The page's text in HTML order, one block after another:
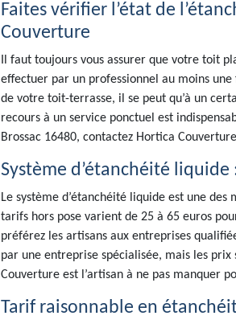
Faites vérifier l’état de
Couverture
Il faut toujours vous assurer que votre toit
effectuer par un professionnel au moins
de votre toit-terrasse, il se peut qu’à un
recours à un service ponctuel est
Brossac 16480, contactez Hortica
Système d’étanchéité
Le système d’étanchéité liquide est une
tarifs hors pose varient de 25 à 65 euros
préférez les artisans aux entreprises
par une entreprise spécialisée, mais les
Couverture est l’artisan à ne pas manquer
Tarif raisonnable en